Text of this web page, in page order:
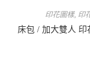
印花圖樣, 印
床包 / 加大雙人 印